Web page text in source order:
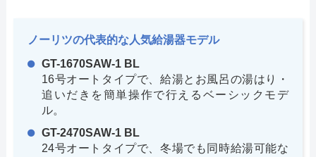
ノーリツの代表的な人気給湯器モデル
GT-1670SAW-1 BL
16号オートタイプで、給湯とお風呂の湯はり・
追いだきを簡単操作で行えるベーシックモデ
ル。
GT-2470SAW-1 BL
24号オートタイプで、冬場でも同時給湯可能な